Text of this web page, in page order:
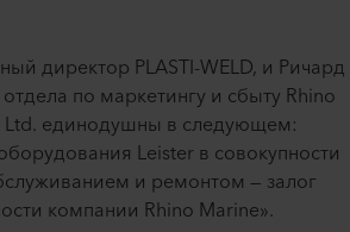
директор PLASTI-WELD, и Ричард
по маркетингу и сбыту Rhino
Ltd. единодушны в следующем:
Leister в совокупности
и ремонтом — залог
компании Rhino Marine».